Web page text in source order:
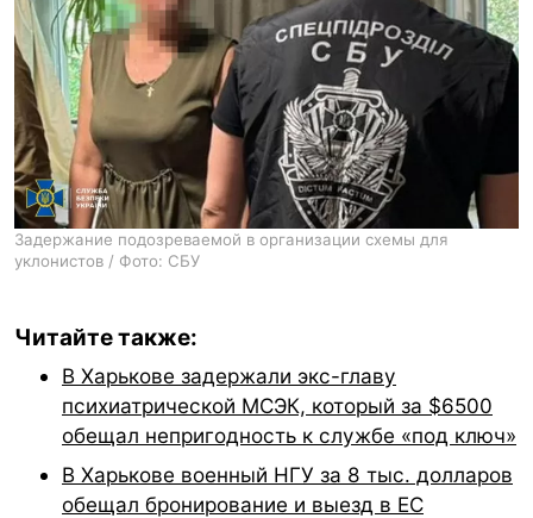
Задержание подозреваемой в организации схемы для
уклонистов / Фото: СБУ
Читайте также:
В Харькове задержали экс-главу
психиатрической МСЭК, который за $6500
обещал непригодность к службе «под ключ»
В Харькове военный НГУ за 8 тыс. долларов
обещал бронирование и выезд в ЕС